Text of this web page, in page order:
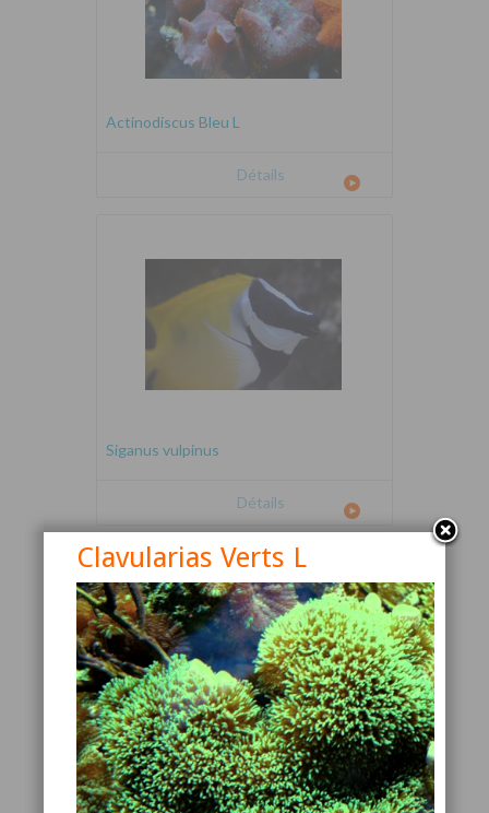
Actinodiscus Bleu L
Détails
Siganus vulpinus
Détails
Canthigaster valentini
Clavularias Verts L